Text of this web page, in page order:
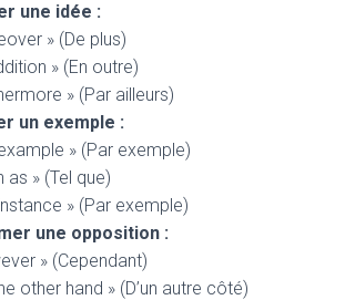
une idée :
» (De plus)
» (En outre)
» (Par ailleurs)
un exemple :
» (Par exemple)
as » (Tel que)
» (Par exemple)
une opposition :
» (Cependant)
other hand » (D’un autre côté)